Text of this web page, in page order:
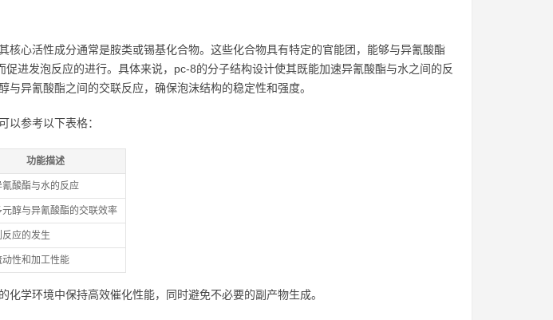
核心活性成分通常是胺类或锡基化合物。这些化合物具有特定的官能团，能够与异氰酸酯
促进发泡反应的进行。具体来说，pc-8的分子结构设计使其既能加速异氰酸酯与水之间的反
与异氰酸酯之间的交联反应，确保泡沫结构的稳定性和强度。
以参考以下表格：
功能描述
氰酸酯与水的反应
元醇与异氰酸酯的交联效率
反应的发生
动性和加工性能
学环境中保持高效催化性能，同时避免不必要的副产物生成。